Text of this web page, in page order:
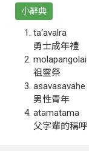
小辭典
ta‘avalra
勇士成年禮
molapangolai
祖靈祭
asavasavahe
男性青年
atamatama
父字輩的稱呼